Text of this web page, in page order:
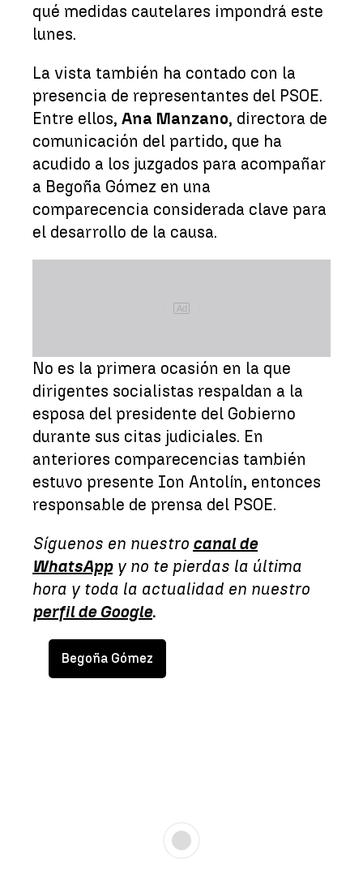
qué medidas cautelares impondrá este
lunes.
La vista también ha contado con la
presencia de representantes del PSOE.
Entre ellos, Ana Manzano, directora de
comunicación del partido, que ha
acudido a los juzgados para acompañar
a Begoña Gómez en una
comparecencia considerada clave para
el desarrollo de la causa.
Ad
No es la primera ocasión en la que
dirigentes socialistas respaldan a la
esposa del presidente del Gobierno
durante sus citas judiciales. En
anteriores comparecencias también
estuvo presente Ion Antolín, entonces
responsable de prensa del PSOE.
Síguenos en nuestro canal de
WhatsAppy no te pierdas la última
hora y toda la actualidad en nuestro
perfil de Google.
Begoña Gómez